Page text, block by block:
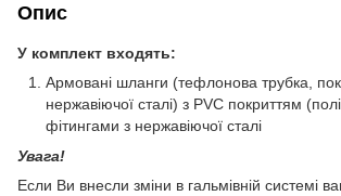
Опис
У комплект входять:
Армовані шланги (тефлонова трубка,
нержавіючої сталі) з PVC покриттям
фітингами з нержавіючої сталі
Увага!
Если Ви внесли зміни в гальмівній системі